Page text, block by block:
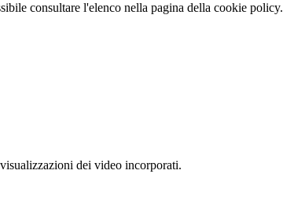
consultare l'elenco nella pagina della cookie policy.
dei video incorporati.